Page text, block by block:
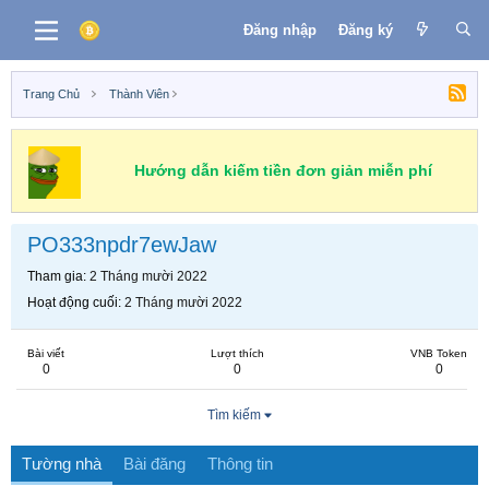
Đăng nhập Đăng ký
Trang Chủ Thành Viên
Hướng dẫn kiếm tiền đơn giản miễn phí
PO333npdr7ewJaw
Tham gia 2 Tháng mười 2022
Hoạt động cuối 2 Tháng mười 2022
Bài viết
0
Lượt thích
0
VNB Token
0
Tìm kiếm
Tường nhà Bài đăng Thông tin